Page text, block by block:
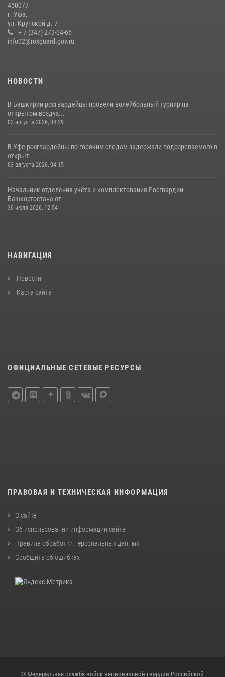
В Уфе росгвардейцы задержали пьяного дебошира, нарушавшего
покой постояльцев хостела
23 июля 2026, 12:25
450077
г. Уфа,
ул. Крупской д. 7
+ 7 (347) 273-04-66
info02@rosguard.gov.ru
НОВОСТИ
В Башкирии росгвардейцы провели волейбольный турнир на
открытом воздух...
03 августа 2026, 04:29
В Уфе росгвардейцы по горячим следам задержали подозреваемого в
открыт...
03 августа 2026, 04:15
Начальник отделения учёта и комплектования Росгвардии
Башкортостана от...
30 июля 2026, 12:54
НАВИГАЦИЯ
Новости
Карта сайта
ОФИЦИАЛЬНЫЕ СЕТЕВЫЕ РЕСУРСЫ
ПРАВОВАЯ И ТЕХНИЧЕСКАЯ ИНФОРМАЦИЯ
О сайте
Об использовании информации сайта
Правила обработки персональных данных
Сообщить об ошибках
© Федеральная служба войск национальной гвардии Российской